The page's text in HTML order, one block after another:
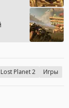
Lost Planet 2 Игры